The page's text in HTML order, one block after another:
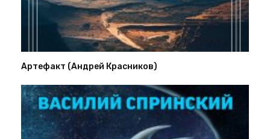
Артефакт (Андрей Красников)